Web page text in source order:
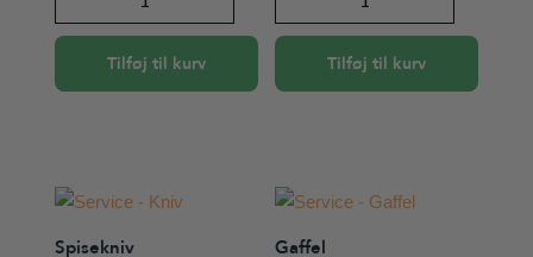
guld
Tilføj til kurv
guld
Tilføj til kurv
Spisekniv Gaffel